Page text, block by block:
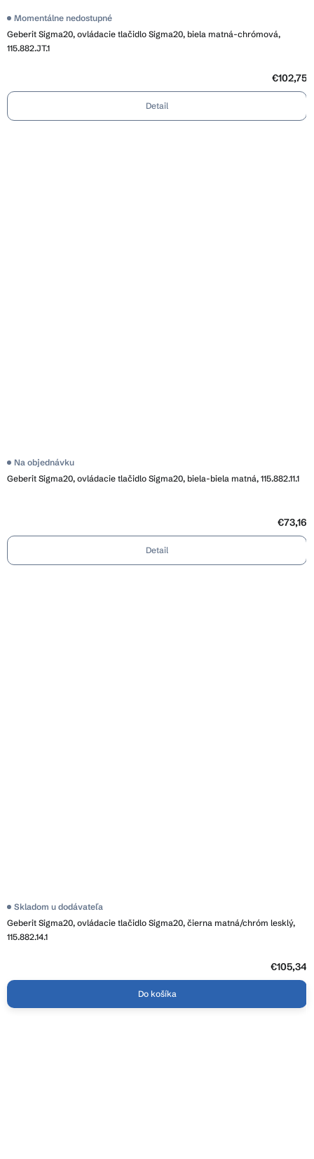
Geberit Sigma20, ovládacie tlačidlo Sigma20, biela matná-chrómová,
115.882.JT.1
Momentálne nedostupné
€102,75
Detail
Geberit Sigma20, ovládacie tlačidlo Sigma20, biela-biela matná, 115.882.11.1
Na objednávku
€73,16
Detail
Geberit Sigma20, ovládacie tlačidlo Sigma20, čierna matná/chróm lesklý,
115.882.14.1
Skladom u dodávateľa
€105,34
Do košíka